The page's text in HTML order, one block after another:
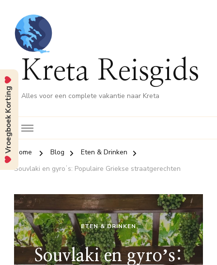
Kreta Reisgids
Alles voor een complete vakantie naar Kreta
Home Blog
Eten & Drinken
Souvlaki en gyroʼs: Populaire Griekse straatgerechten
ETEN & DRINKEN
Souvlaki en gyroʼs:
Vroegboek Korting